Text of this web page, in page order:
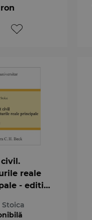
reale
- editia